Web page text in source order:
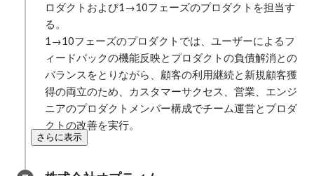
ロダクトおよび1→10フェーズのプロダクトを担当す
る。
1→10フェーズのプロダクトでは、ユーザーによるフ
ィードバックの機能反映とプロダクトの負債解消との
バランスをとりながら、顧客の利用継続と新規顧客獲
得の両立のため、カスタマーサクセス、営業、エンジ
ニアのプロダクトメンバー構成でチーム運営とプロダ
クトの改善を実行。
さらに表示